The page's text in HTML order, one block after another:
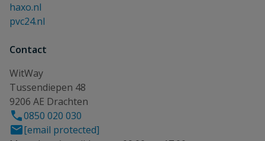
haxo.nl
pvc24.nl
Contact
WitWay
Tussendiepen 48
9206 AE Drachten
0850 020 030
[email protected]